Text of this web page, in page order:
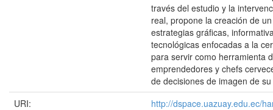
través del estudio y la
real, propone la creación de
estrategias gráficas,
tecnológicas enfocadas a la
para servir como herramienta
emprendedores y chefs
de decisiones de imagen de
URI:
http://dspace.uazuay.edu.ec/